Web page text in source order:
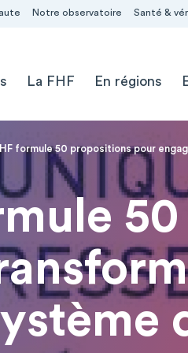
Notre observatoire Santé &
La FHF En régions
formule 50 propositions pour